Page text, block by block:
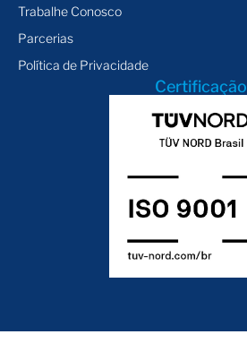
Trabalhe Conosco
Parcerias
Política de Privacidade
Certificação